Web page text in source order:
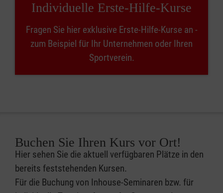
Individuelle Erste-Hilfe-Kurse
Fragen Sie hier exklusive Erste-Hilfe-Kurse an -
zum Beispiel für Ihr Unternehmen oder Ihren
Sportverein.
Buchen Sie Ihren Kurs vor Ort!
Hier sehen Sie die aktuell verfügbaren Plätze in den
bereits feststehenden Kursen.
Für die Buchung von Inhouse-Seminaren bzw. für